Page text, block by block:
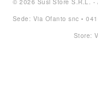
© 2026 Susi Store S.R.L. -
Sede: Via Ofanto snc •
Store: